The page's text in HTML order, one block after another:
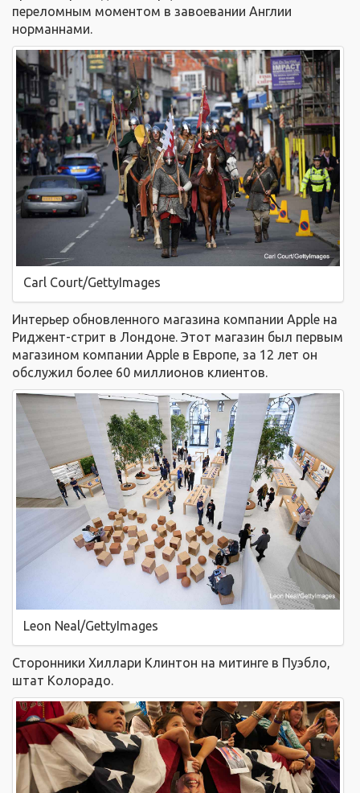
переломным моментом в завоевании Англии
норманнами.
Carl Court/GettyImages
Интерьер обновленного магазина компании Apple на
Риджент-стрит в Лондоне. Этот магазин был первым
магазином компании Apple в Европе, за 12 лет он
обслужил более 60 миллионов клиентов.
Leon Neal/GettyImages
Сторонники Хиллари Клинтон на митинге в Пуэбло,
штат Колорадо.